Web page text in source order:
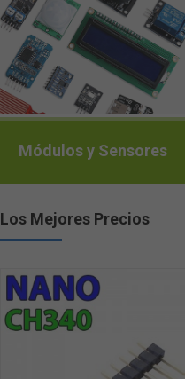
Kit Componentes
Los Mejores Precios